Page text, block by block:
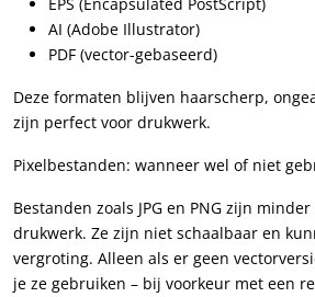
AI (Adobe Illustrator)
PDF (vector-gebaseerd)
Deze formaten blijven haarscherp,
zijn perfect voor drukwerk.
Pixelbestanden: wanneer wel of niet
Bestanden zoals JPG en PNG zijn
drukwerk. Ze zijn niet schaalbaar en
vergroting. Alleen als er geen
je ze gebruiken – bij voorkeur met een